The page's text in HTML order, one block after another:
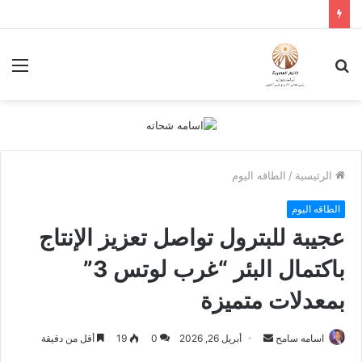
الرئيسية / الطاقه اليوم
الطاقه اليوم
عجيبة للبترول تواصل تعزيز الإنتاج
باكتمال البئر “غرب لوتس 3”
بمعدلات متميزة
اسامه سامح
أرسل أبريل 26, 2026 0
19 أقل من دقيقة